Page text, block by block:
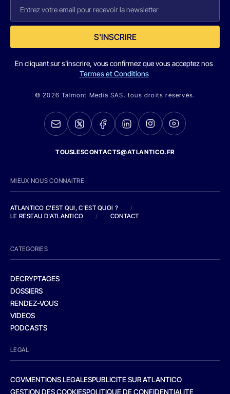
S'INSCRIRE
En cliquant sur s'inscrire, vous confirmez que vous acceptez nos
Termes et Conditions
© 2026 Talmont Media SAS. tous droits réservés.
TOUSLESCONTACTS@ATLANTICO.FR
MIEUX NOUS CONNAITRE
ATLANTICO C'EST QUI, C'EST QUOI ?
/
LE RESEAU D'ATLANTICO
/ CONTACT
CATEGORIES
DECRYPTAGES
DOSSIERS
RENDEZ-VOUS
VIDEOS
PODCASTS
LEGAL
CGVMENTIONS LEGALESPUBLICITE SUR ATLANTICO
GESTION DES COOKIESPOLITIQUE DE CONFIDENTIALITE